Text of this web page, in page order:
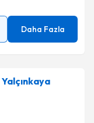
Daha Fazla